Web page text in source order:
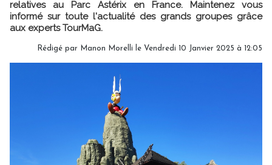
relatives au Parc Astérix en France. Maintenez vous
informé sur toute l'actualité des grands groupes grâce
aux experts TourMaG.
Rédigé par Manon Morelli le Vendredi 10 Janvier 2025 à 12:05